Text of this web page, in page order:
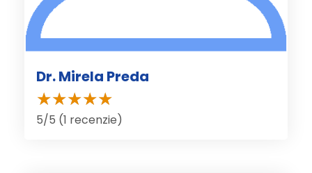
Dr. Mirela Preda
5/5 (1 recenzie)